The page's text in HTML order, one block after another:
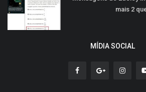
mais 2
MÍDIA SOCIAL